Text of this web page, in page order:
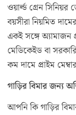
ওয়ার্ল্ড গ্রেন
বয়সীরা নিয়মিত
একই সঙ্গে অ্যামাজন
মেডিকেইড বা
কম দামে প্রাইম
গাড়ির বিমার জন্য
আপনি কি গাড়ির